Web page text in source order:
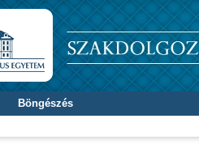
Böngészés